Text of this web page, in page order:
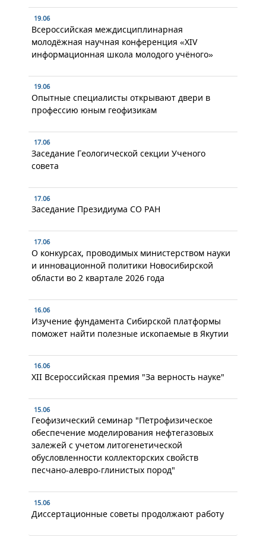
19.06
Всероссийская междисциплинарная
молодёжная научная конференция «XIV
информационная школа молодого учёного»
19.06
Опытные специалисты открывают двери в
профессию юным геофизикам
17.06
Заседание Геологической секции Ученого
совета
17.06
Заседание Президиума СО РАН
17.06
О конкурсах, проводимых министерством науки
и инновационной политики Новосибирской
области во 2 квартале 2026 года
16.06
Изучение фундамента Сибирской платформы
поможет найти полезные ископаемые в Якутии
16.06
XII Всероссийская премия "За верность науке"
15.06
Геофизический семинар "Петрофизическое
обеспечение моделирования нефтегазовых
залежей с учетом литогенетической
обусловленности коллекторских свойств
песчано-алевро-глинистых пород"
15.06
Диссертационные советы продолжают работу